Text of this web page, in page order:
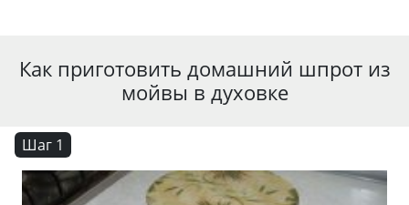
Как приготовить домашний шпрот из
мойвы в духовке
Шаг 1